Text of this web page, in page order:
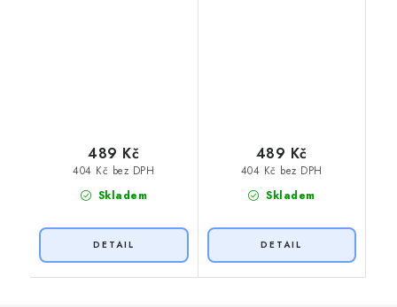
Skladem
404 Kč bez DPH
489 Kč
Skladem
404 Kč bez DPH
489 Kč